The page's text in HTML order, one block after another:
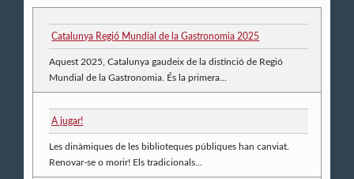
Catalunya Regió Mundial de la Gastronomia 2025
Aquest 2025, Catalunya gaudeix de la distinció de Regió
Mundial de la Gastronomia. És la primera...
A jugar!
Les dinàmiques de les biblioteques públiques han canviat.
Renovar-se o morir! Els tradicionals...